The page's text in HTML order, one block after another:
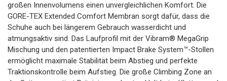
großen Innenvolumens einen unvergleichlichen Komfort. Die
GORE-TEX Extended Comfort Membran sorgt dafür, dass die
Schuhe auch bei längerem Gebrauch wasserdicht und
atmungsaktiv sind. Das Laufprofil mit der Vibram® MegaGrip
Mischung und den patentierten Impact Brake System™-Stollen
ermöglicht maximale Stabilität beim Abstieg und perfekte
Traktionskontrolle beim Aufstieg. Die große Climbing Zone an